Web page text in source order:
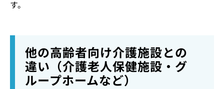
す。
他の高齢者向け介護施設との
違い（介護老人保健施設・グ
ループホームなど）